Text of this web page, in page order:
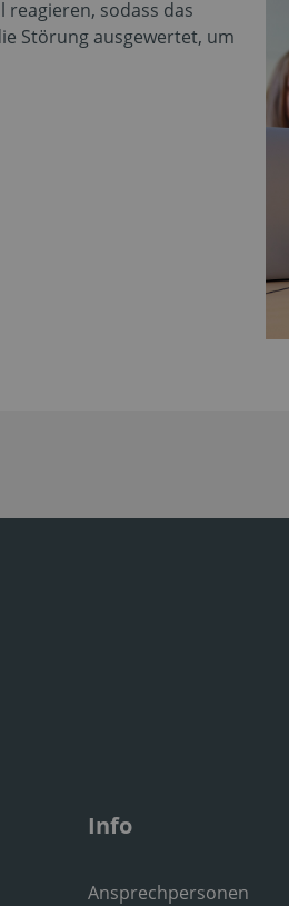
reagieren, sodass das
Störung ausgewertet, um
Info
Ansprechpersonen